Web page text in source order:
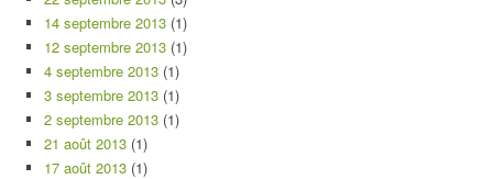
14 septembre 2013 (1)
12 septembre 2013 (1)
4 septembre 2013 (1)
3 septembre 2013 (1)
2 septembre 2013 (1)
21 août 2013 (1)
17 août 2013 (1)